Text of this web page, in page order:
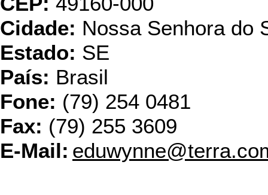
Cidade: Nossa Senhora do
Estado: SE
País: Brasil
Fone: (79) 254 0481
Fax: (79) 255 3609
E-Mail: